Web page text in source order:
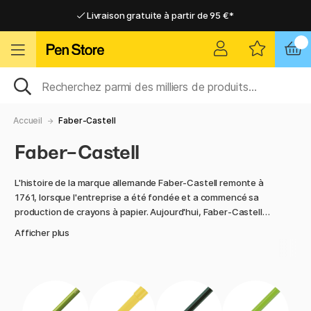
Livraison gratuite à partir de 95 €*
Livraison domicile ou point relais
Livraison gratuite à partir de 95 €*
Livraison domicile ou point relais
Accueil Faber-Castell
Faber-Castell
L'histoire de la marque allemande Faber-Castell remonte à
1761, lorsque l'entreprise a été fondée et a commencé sa
production de crayons à papier. Aujourd'hui, Faber-Castell
accessoires. Ce n'est pas un hasard si c'est l'une des
d'art et d'accessoires de Faber-Castell ! Ne manquez pas
Faber-Castell Polychromos, le crayon de couleur populaire
Afficher plus